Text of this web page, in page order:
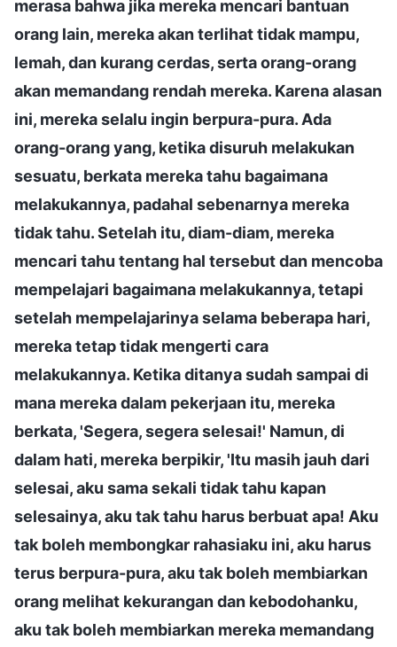
merasa bahwa jika mereka mencari bantuan
orang lain, mereka akan terlihat tidak mampu,
lemah, dan kurang cerdas, serta orang-orang
akan memandang rendah mereka. Karena alasan
ini, mereka selalu ingin berpura-pura. Ada
orang-orang yang, ketika disuruh melakukan
sesuatu, berkata mereka tahu bagaimana
melakukannya, padahal sebenarnya mereka
tidak tahu. Setelah itu, diam-diam, mereka
mencari tahu tentang hal tersebut dan mencoba
mempelajari bagaimana melakukannya, tetapi
setelah mempelajarinya selama beberapa hari,
mereka tetap tidak mengerti cara
melakukannya. Ketika ditanya sudah sampai di
mana mereka dalam pekerjaan itu, mereka
berkata, 'Segera, segera selesai!' Namun, di
dalam hati, mereka berpikir, 'Itu masih jauh dari
selesai, aku sama sekali tidak tahu kapan
selesainya, aku tak tahu harus berbuat apa! Aku
tak boleh membongkar rahasiaku ini, aku harus
terus berpura-pura, aku tak boleh membiarkan
orang melihat kekurangan dan kebodohanku,
aku tak boleh membiarkan mereka memandang